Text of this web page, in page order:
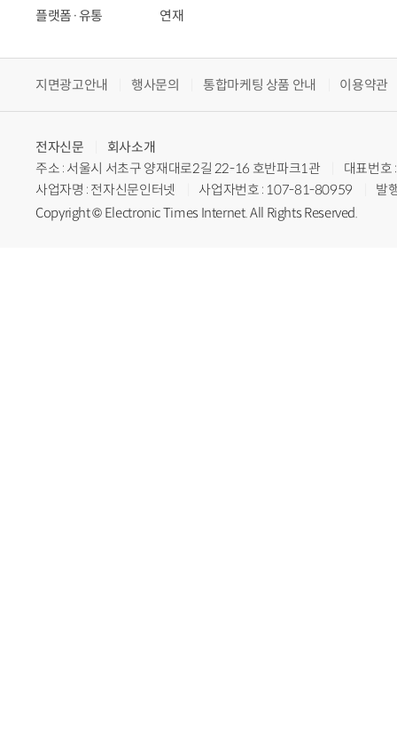
플랫폼·유통
연재
지면광고안내 행사문의 통합마케팅 상품 안내 이용약관
전자신문
회사소개
주소 : 서울시 서초구 양재대로2길 22-16 호반파크1관
대표번
사업자명 : 전자신문인터넷
사업자번호 : 107-81-80959
발
Copyright © Electronic Times Internet. All Rights Reserved.